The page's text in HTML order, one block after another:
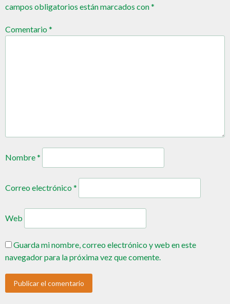
campos obligatorios están marcados con*
Comentario*
Nombre*
Correo electrónico*
Web
Guarda mi nombre, correo electrónico y web en este
navegador para la próxima vez que comente.